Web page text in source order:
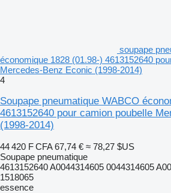
soupape
économique 1828 (01.98-) 4613152640
Mercedes-Benz Econic (1998-2014)
4
Soupape pneumatique WABCO
4613152640 pour camion poubelle
(1998-2014)
44 420 F CFA 67,74 € ≈ 78,27 $US
Soupape pneumatique
4613152640 A0044314605 0044314605
1518065
essence